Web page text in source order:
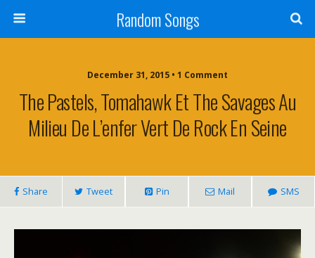
Random Songs
December 31, 2015 • 1 Comment
The Pastels, Tomahawk Et The Savages Au
Milieu De L’enfer Vert De Rock En Seine
Share Tweet Pin Mail SMS